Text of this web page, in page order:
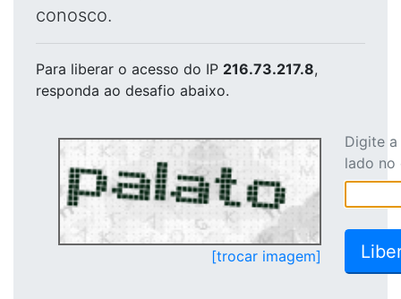
conosco.
Para liberar o acesso do IP 216.73.217.8,
responda ao desafio abaixo.
[trocar imagem]
Digite
lado no